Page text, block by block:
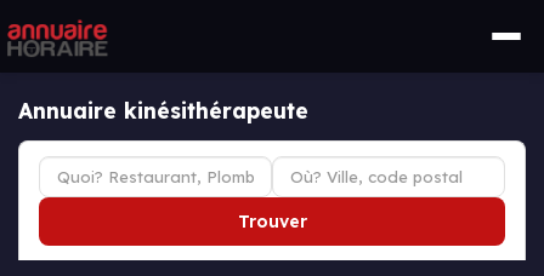
Annuaire kinésithérapeute
Trouver